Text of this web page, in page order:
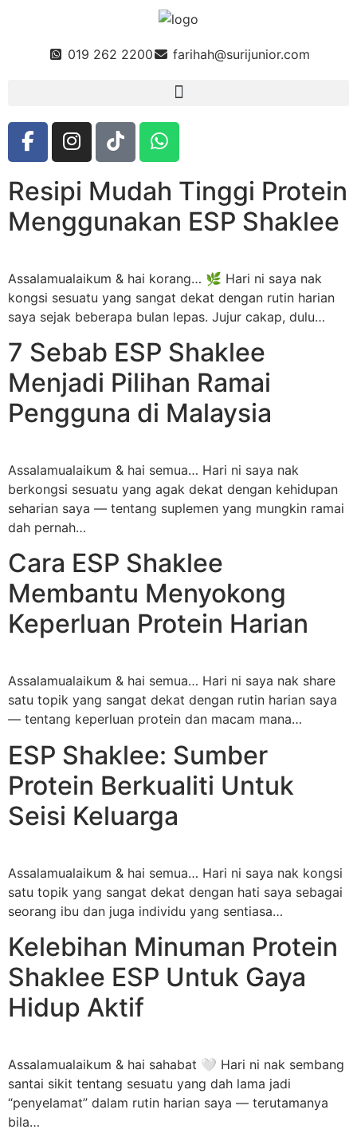
019 262 2200 farihah@surijunior.com
Resipi Mudah Tinggi Protein
Menggunakan ESP Shaklee
Assalamualaikum & hai korang… 🌿 Hari ni saya nak
kongsi sesuatu yang sangat dekat dengan rutin harian
saya sejak beberapa bulan lepas. Jujur cakap, dulu…
7 Sebab ESP Shaklee
Menjadi Pilihan Ramai
Pengguna di Malaysia
Assalamualaikum & hai semua… Hari ni saya nak
berkongsi sesuatu yang agak dekat dengan kehidupan
seharian saya — tentang suplemen yang mungkin ramai
dah pernah…
Cara ESP Shaklee
Membantu Menyokong
Keperluan Protein Harian
Assalamualaikum & hai semua… Hari ni saya nak share
satu topik yang sangat dekat dengan rutin harian saya
— tentang keperluan protein dan macam mana…
ESP Shaklee: Sumber
Protein Berkualiti Untuk
Seisi Keluarga
Assalamualaikum & hai semua… Hari ni saya nak kongsi
satu topik yang sangat dekat dengan hati saya sebagai
seorang ibu dan juga individu yang sentiasa…
Kelebihan Minuman Protein
Shaklee ESP Untuk Gaya
Hidup Aktif
Assalamualaikum & hai sahabat 🤍 Hari ni nak sembang
santai sikit tentang sesuatu yang dah lama jadi
“penyelamat” dalam rutin harian saya — terutamanya
bila…